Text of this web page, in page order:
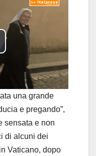
una grande
e pregando”,
sensata e non
di alcuni dei
Vaticano, dopo